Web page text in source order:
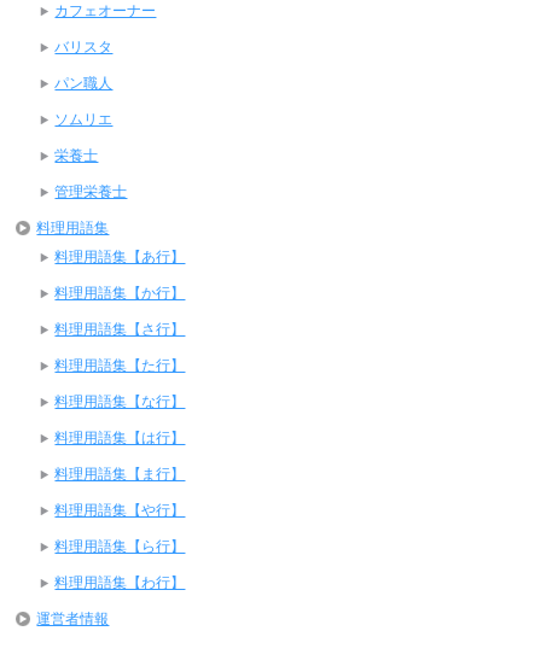
カフェオーナー
バリスタ
パン職人
ソムリエ
栄養士
管理栄養士
料理用語集
料理用語集【あ行】
料理用語集【か行】
料理用語集【さ行】
料理用語集【た行】
料理用語集【な行】
料理用語集【は行】
料理用語集【ま行】
料理用語集【や行】
料理用語集【ら行】
料理用語集【わ行】
運営者情報